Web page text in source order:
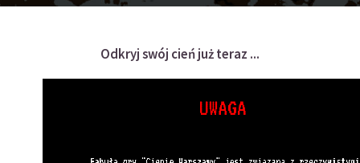
Odkryj swój cień już teraz ...